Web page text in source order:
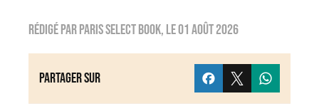
Rédigé parParis Select Book, le01 août 2026
Partager sur